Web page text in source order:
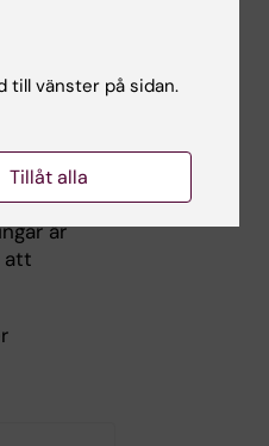
Andreas
är
att
till vänster på sidan.
Tillåt alla